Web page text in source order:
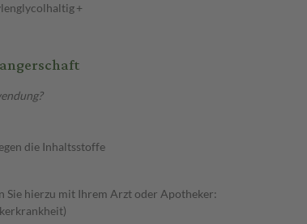
+
die Inhaltsstoffe
Sie hierzu mit Ihrem Arzt oder Apotheker: